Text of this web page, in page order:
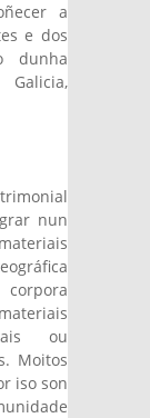
a
e dos
dunha
nun
ou
Moitos
iso son